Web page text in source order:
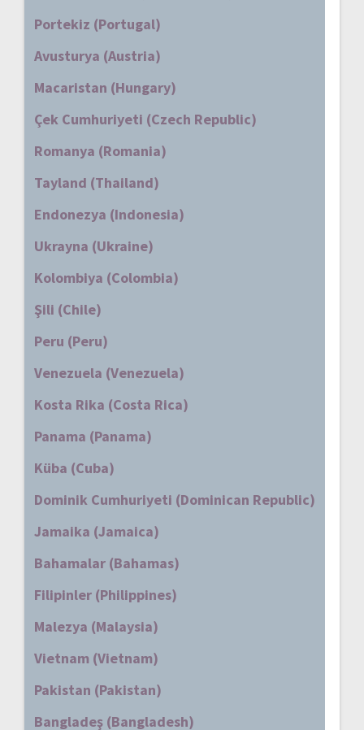
Portekiz (Portugal)
Avusturya (Austria)
Macaristan (Hungary)
Çek Cumhuriyeti (Czech Republic)
Romanya (Romania)
Tayland (Thailand)
Endonezya (Indonesia)
Ukrayna (Ukraine)
Kolombiya (Colombia)
Şili (Chile)
Peru (Peru)
Venezuela (Venezuela)
Kosta Rika (Costa Rica)
Panama (Panama)
Küba (Cuba)
Dominik Cumhuriyeti (Dominican Republic)
Jamaika (Jamaica)
Bahamalar (Bahamas)
Filipinler (Philippines)
Malezya (Malaysia)
Vietnam (Vietnam)
Pakistan (Pakistan)
Bangladeş (Bangladesh)